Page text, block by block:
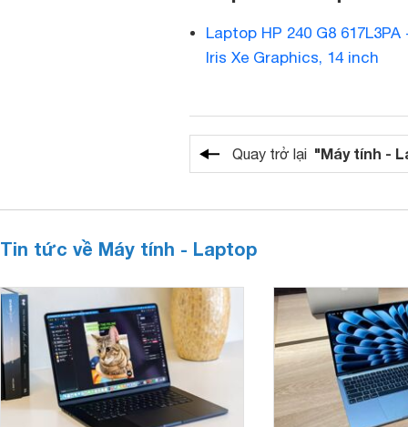
Laptop HP 240 G8
Iris Xe Graphics, 14 inch
Quay trở lại "Máy tính -
Tin tức về Máy tính - Laptop